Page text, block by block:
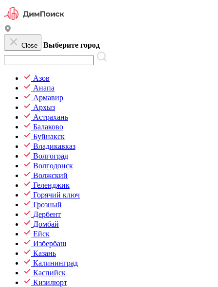
Close Выберите город
Азов
Анапа
Армавир
Архыз
Астрахань
Балаково
Буйнакск
Владикавказ
Волгоград
Волгодонск
Волжский
Геленджик
Горячий ключ
Грозный
Дербент
Домбай
Ейск
Избербаш
Казань
Калининград
Каспийск
Кизилюрт